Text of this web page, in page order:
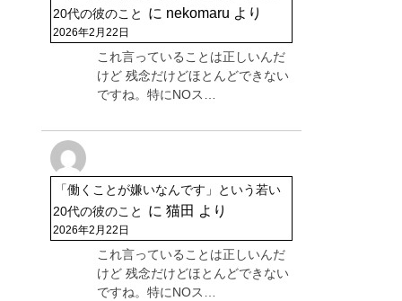
20代の彼のこと
に nekomaru より
2026年2月22日
これ言っていることは正しいんだ
けど 残念だけどほとんどできない
ですね。特にNOス…
「働くことが嫌いなんです」という若い
20代の彼のこと
に 猫田 より
2026年2月22日
これ言っていることは正しいんだ
けど 残念だけどほとんどできない
ですね。特にNOス…